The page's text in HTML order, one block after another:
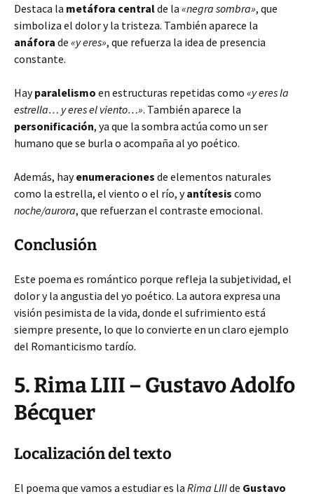
Destaca la metáfora centralde la «negra sombra», que
simboliza el dolor y la tristeza. También aparece la
anáfora de «y eres», que refuerza la idea de presencia
constante.
Hayparalelismo en estructuras repetidas como «y eres la
estrella… y eres el viento…». También aparece la
personificación, ya que la sombra actúa como un ser
humano que se burla o acompaña al yo poético.
Además, hayenumeraciones de elementos naturales
como la estrella, el viento o el río, yantítesis como
noche/aurora, que refuerzan el contraste emocional.
Conclusión
Este poema es romántico porque refleja la subjetividad, el
dolor y la angustia del yo poético. La autora expresa una
visión pesimista de la vida, donde el sufrimiento está
siempre presente, lo que lo convierte en un claro ejemplo
del Romanticismo tardío.
5. Rima LIII – Gustavo Adolfo
Bécquer
Localización del texto
El poema que vamos a estudiar es la Rima LIIIde Gustavo